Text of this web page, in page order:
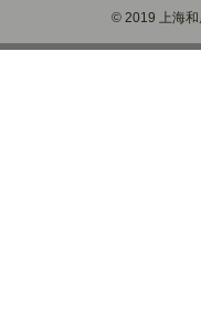
© 2019 上海和